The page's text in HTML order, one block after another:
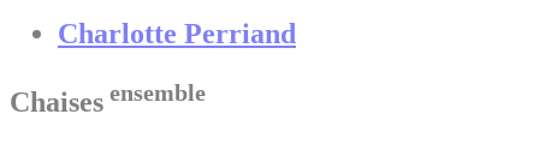
Charlotte Perriand
Chaises ensemble